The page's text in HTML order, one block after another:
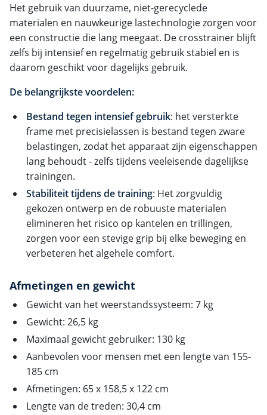
Het gebruik van duurzame, niet-gerecyclede
materialen en nauwkeurige lastechnologie zorgen voor
een constructie die lang meegaat. De crosstrainer blijft
zelfs bij intensief en regelmatig gebruik stabiel en is
daarom geschikt voor dagelijks gebruik.
De belangrijkste voordelen:
Bestand tegen intensief gebruik: het versterkte
frame met precisielassen is bestand tegen zware
belastingen, zodat het apparaat zijn eigenschappen
lang behoudt - zelfs tijdens veeleisende dagelijkse
trainingen.
Stabiliteit tijdens de training: Het zorgvuldig
gekozen ontwerp en de robuuste materialen
elimineren het risico op kantelen en trillingen,
zorgen voor een stevige grip bij elke beweging en
verbeteren het algehele comfort.
Afmetingen en gewicht
Gewicht van het weerstandssysteem: 7 kg
Gewicht: 26,5 kg
Maximaal gewicht gebruiker: 130 kg
Aanbevolen voor mensen met een lengte van 155-
185 cm
Afmetingen: 65 x 158,5 x 122 cm
Lengte van de treden: 30,4 cm